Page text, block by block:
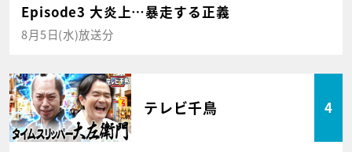
Episode3 大炎上…暴走する正義
8月5日(水)放送分
テレビ千鳥 4